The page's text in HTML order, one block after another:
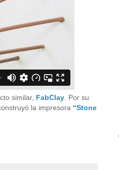
similar, FabClay . Por su
la impresora “Stone